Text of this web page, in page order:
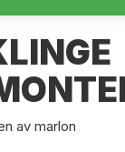
av marlon